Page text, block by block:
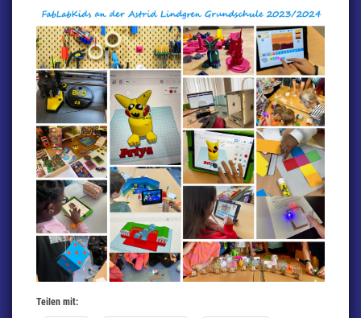
Teilen mit: